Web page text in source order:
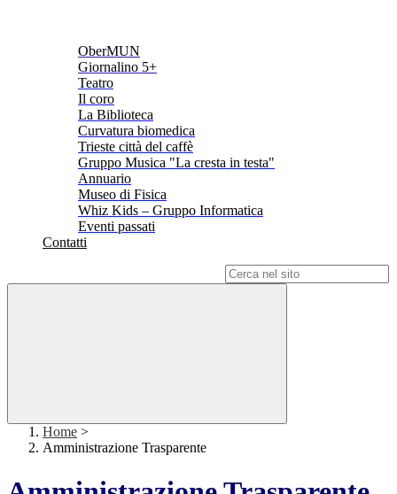
OberMUN
Giornalino 5+
Teatro
Il coro
La Biblioteca
Curvatura biomedica
Trieste città del caffè
Gruppo Musica "La cresta in testa"
Annuario
Museo di Fisica
Whiz Kids – Gruppo Informatica
Eventi passati
Contatti
Home >
Amministrazione Trasparente